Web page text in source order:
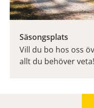
Säsongsplats
Vill du bo hos oss
allt du behöver veta!